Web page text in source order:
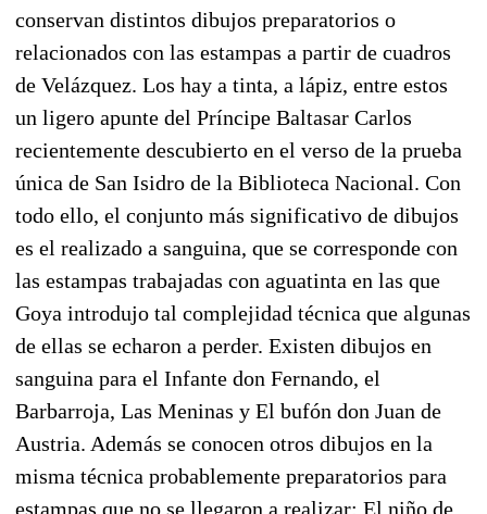
conservan distintos dibujos preparatorios o
relacionados con las estampas a partir de cuadros
de Velázquez. Los hay a tinta, a lápiz, entre estos
un ligero apunte del Príncipe Baltasar Carlos
recientemente descubierto en el verso de la prueba
única de San Isidro de la Biblioteca Nacional. Con
todo ello, el conjunto más significativo de dibujos
es el realizado a sanguina, que se corresponde con
las estampas trabajadas con aguatinta en las que
Goya introdujo tal complejidad técnica que algunas
de ellas se echaron a perder. Existen dibujos en
sanguina para el Infante don Fernando, el
Barbarroja, Las Meninas y El bufón don Juan de
Austria. Además se conocen otros dibujos en la
misma técnica probablemente preparatorios para
estampas que no se llegaron a realizar: El niño de